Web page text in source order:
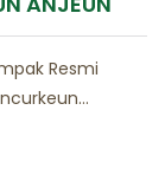
Resmi